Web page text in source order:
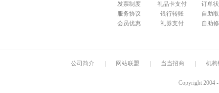
发票制度
服务协议
会员优惠
礼品卡支付
银行转账
礼券支付
订单
自助
自助
公司简介 网站联盟 当当招商 机构
Copyright 2004